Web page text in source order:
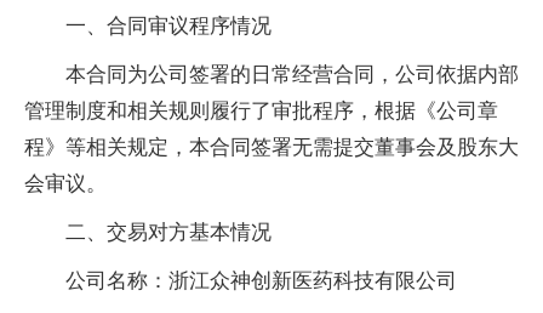
一、合同审议程序情况
本合同为公司签署的日常经营合同，公司依据内部
管理制度和相关规则履行了审批程序，根据《公司章
程》等相关规定，本合同签署无需提交董事会及股东大
会审议。
二、交易对方基本情况
公司名称：浙江众神创新医药科技有限公司